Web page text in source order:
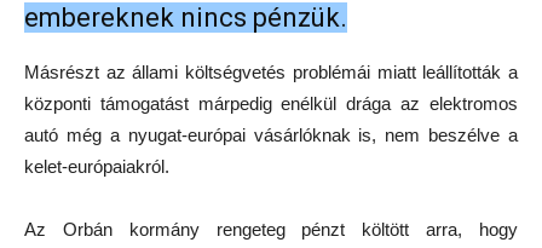
embereknek nincs pénzük.
Másrészt az állami költségvetés problémái miatt leállították a
központi támogatást márpedig enélkül drága az elektromos
autó még a nyugat-európai vásárlóknak is, nem beszélve a
kelet-európaiakról.
Az Orbán kormány rengeteg pénzt költött arra, hogy